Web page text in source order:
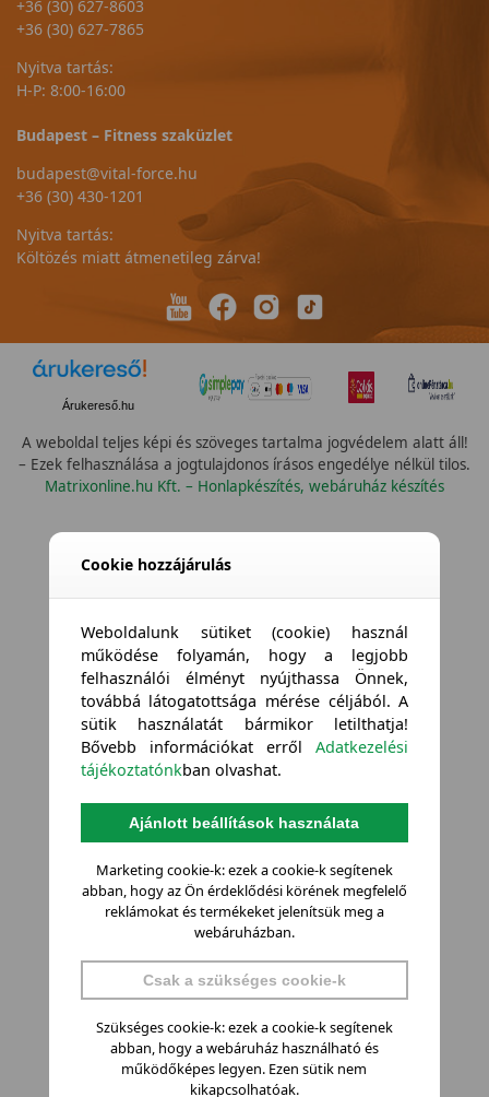
+36 (30) 627-8603
+36 (30) 627-7865
Nyitva tartás:
H-P: 8:00-16:00
Budapest – Fitness szaküzlet
budapest@vital-force.hu
+36 (30) 430-1201
Nyitva tartás:
Költözés miatt átmenetileg zárva!
Árukereső.hu
A weboldal teljes képi és szöveges tartalma jogvédelem alatt áll!
– Ezek felhasználása a jogtulajdonos írásos engedélye nélkül tilos.
Matrixonline.hu Kft. – Honlapkészítés, webáruház készítés
Cookie hozzájárulás
Weboldalunk sütiket (cookie) használ
működése folyamán, hogy a legjobb
felhasználói élményt nyújthassa Önnek,
továbbá látogatottsága mérése céljából. A
sütik használatát bármikor letilthatja!
Bővebb információkat errőlAdatkezelési
tájékoztatónkban olvashat.
Ajánlott beállítások használata
Marketing cookie-k: ezek a cookie-k segítenek
abban, hogy az Ön érdeklődési körének megfelelő
reklámokat és termékeket jelenítsük meg a
webáruházban.
Csak a szükséges cookie-k
Szükséges cookie-k: ezek a cookie-k segítenek
abban, hogy a webáruház használható és
működőképes legyen. Ezen sütik nem
kikapcsolhatóak.
Összes vízállóság